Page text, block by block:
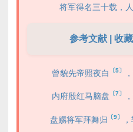
将军得名三十载，
参考文献 | 收
曾貌先帝照夜白 〔5〕
内府殷红马脑盘 〔7〕
盘赐将军拜舞归 〔9〕